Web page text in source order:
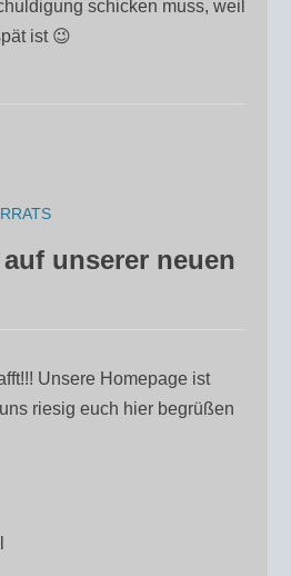
schicken muss, weil
ist 😉
unserer neuen
Unsere Homepage ist
riesig euch hier begrüßen